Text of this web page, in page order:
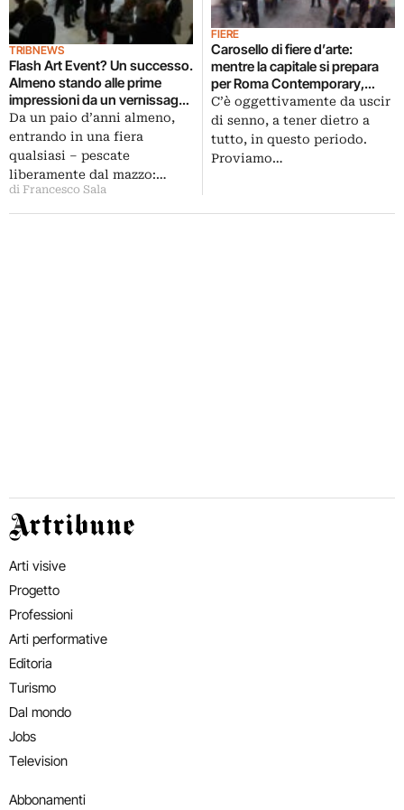
TRIBNEWS
Flash Art Event? Un successo.
Almeno stando alle prime
impressioni da un vernissage
preso d’assalto: pubblico delle
grandi occasioni e galleristi
con sorriso a trentadue denti.
Pochi minuti e già si vende…
Da un paio d’anni almeno,
entrando in una fiera
qualsiasi – pescate
liberamente dal mazzo:…
di Francesco Sala
FIERE
Carosello di fiere d’arte:
mentre la capitale si prepara
per Roma Contemporary,
Barcellona risponde con la
quinta edizione di Swab. E con
sette gallerie italiane…
C’è oggettivamente da uscir
di senno, a tener dietro a
tutto, in questo periodo.
Proviamo…
Artribune
Arti visive
Progetto
Professioni
Arti performative
Editoria
Turismo
Dal mondo
Jobs
Television
Abbonamenti